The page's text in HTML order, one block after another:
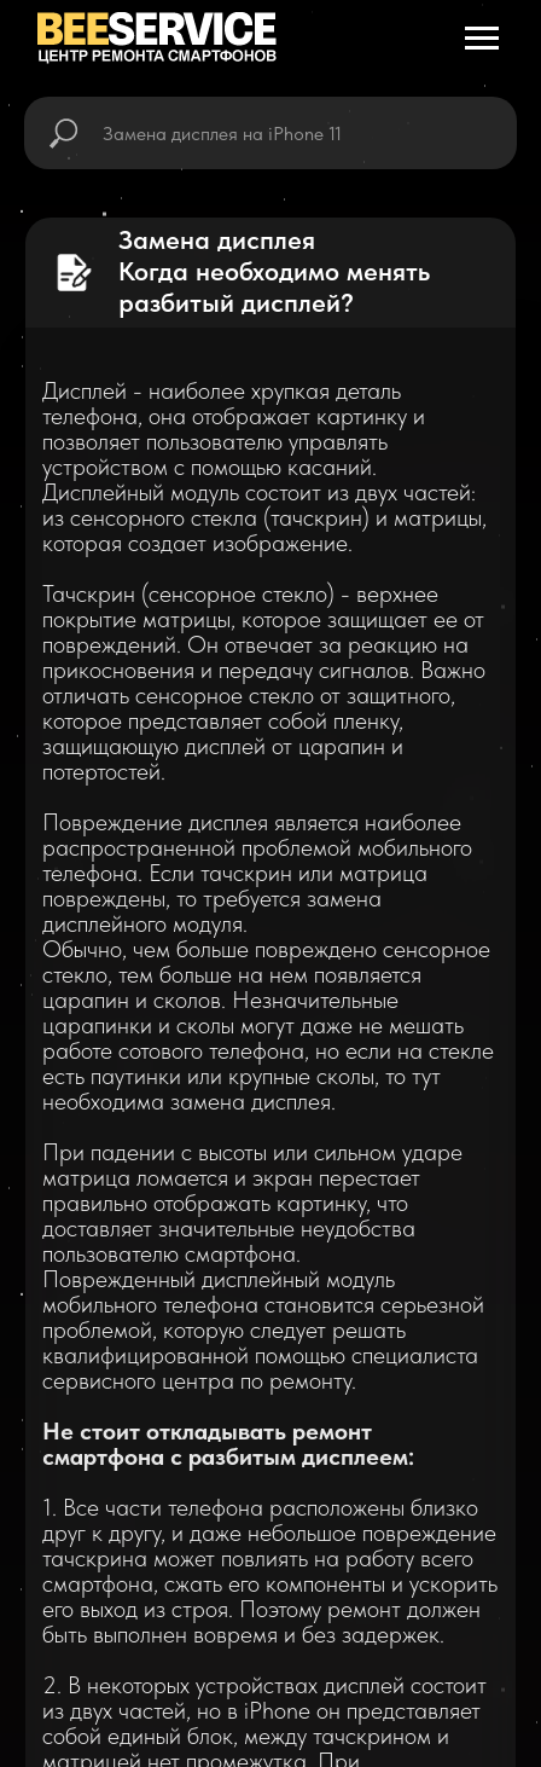
Замена дисплея
Когда необходимо менять
разбитый дисплей?
Дисплей - наиболее хрупкая деталь
телефона, она отображает картинку и
позволяет пользователю управлять
которая создает изображение.
Тачскрин (сенсорное стекло) - верхнее
покрытие матрицы, которое защищает ее от
повреждений. Он отвечает за реакцию на
прикосновения и передачу сигналов. Важно
отличать сенсорное стекло от защитного,
которое представляет собой пленку,
защищающую дисплей от царапин и
потертостей.
Повреждение дисплея является наиболее
распространенной проблемой мобильного
телефона. Если тачскрин или матрица
повреждены, то требуется замена
дисплейного модуля.
Обычно, чем больше повреждено сенсорное
стекло, тем больше на нем появляется
царапин и сколов. Незначительные
царапинки и сколы могут даже не мешать
работе сотового телефона, но если на стекле
есть паутинки или крупные сколы, то тут
необходима замена дисплея.
При падении с высоты или сильном ударе
матрица ломается и экран перестает
правильно отображать картинку, что
доставляет значительные неудобства
пользователю смартфона.
Поврежденный дисплейный модуль
мобильного телефона становится серьезной
проблемой, которую следует решать
квалифицированной помощью специалиста
сервисного центра по ремонту.
Не стоит откладывать ремонт
смартфона с разбитым дисплеем:
1. Все части телефона расположены близко
друг к другу, и даже небольшое повреждение
тачскрина может повлиять на работу всего
его выход из строя. Поэтому ремонт должен
быть выполнен вовремя и без задержек.
2. В некоторых устройствах дисплей состоит
из двух частей, но в iPhone он представляет
собой единый блок, между тачскрином и
матрицей нет промежутка. При
повреждении стекла на экране появляются
микроскопические сколы, что приводит к
потере связи между пальцем и девайсом, и
устройство перестает реагировать на
команды.
3. Повреждение экрана нарушает
попадать на плату и разъемы, это может
вызвать коррозию внутри телефона.
4. Разбитое стекло не обеспечивает полную
для внешних воздействий.
Если вы хотите заменить дисплей,
обращайтесь в наш сервисный центр "Bee
Service", у нас есть все необходимые условия
и инструменты для установки нового
дисплейного модуля.